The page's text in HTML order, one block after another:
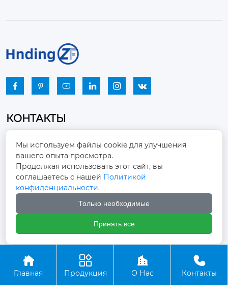
     
КОНТАКТЫ

Промышленный парк, город Наньцзяо,
район Чжоуцунь, город Цзыбо, провинция
Шаньдун
winston-xu@hengdingfan.com
+86-13806434669
 +86 13806434669
Copyright ©ООО Зибо Хенгдин Вентилятор

Главная

Продукция

О Нас

Контакты
Мы используем файлы cookie для улучшения
вашего опыта просмотра.
Продолжая использовать этот сайт, вы
соглашаетесь с нашей Политикой
конфиденциальности.
Только необходимые
Принять все